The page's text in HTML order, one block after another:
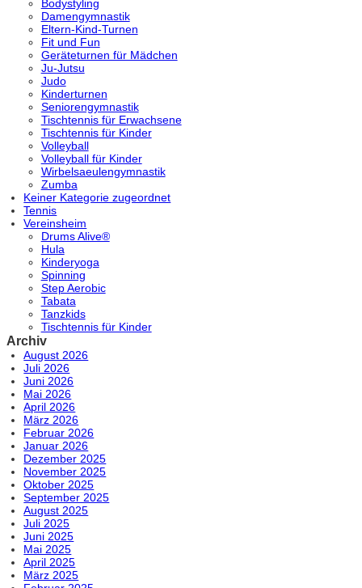
Bodystyling
Damengymnastik
Eltern-Kind-Turnen
Fit und Fun
Geräteturnen für Mädchen
Ju-Jutsu
Judo
Kinderturnen
Seniorengymnastik
Tischtennis für Erwachsene
Tischtennis für Kinder
Volleyball
Volleyball für Kinder
Wirbelsaeulengymnastik
Zumba
Keiner Kategorie zugeordnet
Tennis
Vereinsheim
Drums Alive®
Hula
Kinderyoga
Spinning
Step Aerobic
Tabata
Tanzkids
Tischtennis für Kinder
Archiv
August 2026
Juli 2026
Juni 2026
Mai 2026
April 2026
März 2026
Februar 2026
Januar 2026
Dezember 2025
November 2025
Oktober 2025
September 2025
August 2025
Juli 2025
Juni 2025
Mai 2025
April 2025
März 2025